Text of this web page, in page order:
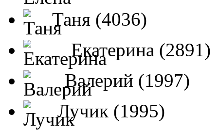
Таня (4036)
Екатерина (2891)
Валерий (1997)
Лучик (1995)